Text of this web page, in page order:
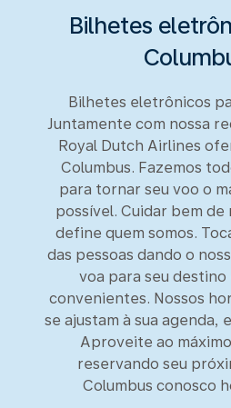
Bilhetes
Bilhetes eletrônicos
Juntamente com nossa
Royal Dutch Airlines
Columbus. Fazemos
para tornar seu voo o
possível. Cuidar bem de
define quem somos.
das pessoas dando o
voa para seu destino
convenientes. Nossos
se ajustam à sua agenda,
Aproveite ao
reservando seu
Columbus conosco